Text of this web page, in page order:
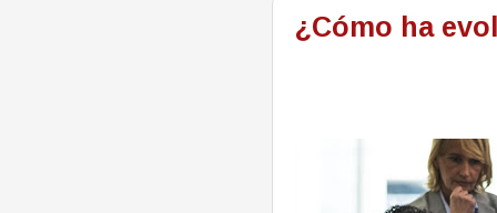
¿Cómo ha